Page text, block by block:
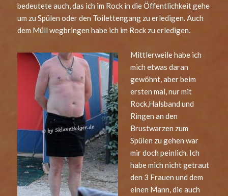
bedeutete auch, das ich im Rock in die Öffentlichkeit gehe
um zu Spülen oder den Toilettengang zu erledigen. Auch
dem Müll wegbringen habe ich im Rock zu erledigen.
Mittlerweile habe ich
mich etwas daran
gewöhnt, aber beim
ersten mal, nur mit
Rock,Halsband und
Ringen an den
Brustwarzen zum
Spülen zu gehen war
mir doch peinlich. Ich
habe mich nicht getraut
den 3 Frauen und dem
einen Mann, die auch